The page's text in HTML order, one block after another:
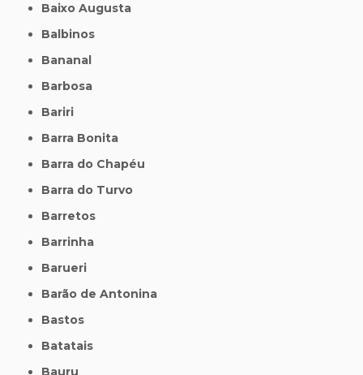
Baixo Augusta
Balbinos
Bananal
Barbosa
Bariri
Barra Bonita
Barra do Chapéu
Barra do Turvo
Barretos
Barrinha
Barueri
Barão de Antonina
Bastos
Batatais
Bauru